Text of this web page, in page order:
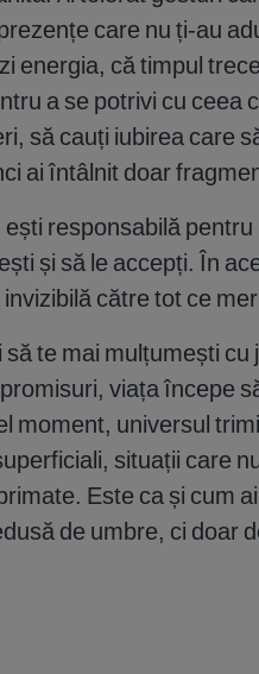
care nu ți-au
energia, că timpul
a se potrivi cu ceea
să cauți iubirea care
ai întâlnit doar
responsabilă
și să le accepți. În
către tot ce
să te mai mulțumești
viața începe
moment, universul
situații care
Este ca și cum
de umbre, ci doar